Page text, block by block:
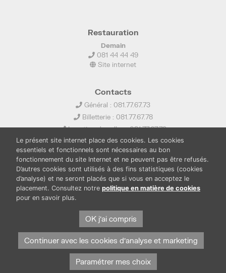
Restauration
Demain
081 44 44 49
Site internet
Contacts
Général : 081.77.67.73
Billetterie : 081.77.67.78
Location de salles : 081.77.67.79
info@ledelta.be
BOUTIQUE
Protection des données et cookies Mentions légales
Le présent site internet place des cookies. Les cookies
essentiels et fonctionnels sont nécessaires au bon
fonctionnement du site Internet et ne peuvent pas être refusés.
D’autres cookies sont utilisés à des fins statistiques (cookies
d’analyse) et ne seront placés que si vous en acceptez le
placement. Consultez notre politique en matière de cookies
pour en savoir plus.
OK j'ai compris
Continuer avec les cookies d'analyse et marketing
Paramétrer mes choix